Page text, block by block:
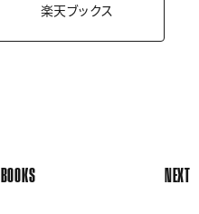
楽天ブックス
BOOKS NEXT